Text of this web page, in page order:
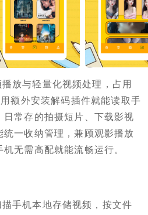
放与轻量化视频处理，占用
额外安装解码插件就能读取手
常存的拍摄短片、下载影视
统一收纳管理，兼顾观影播放
无需高配就能流畅运行。
手机本地存储视频，按文件